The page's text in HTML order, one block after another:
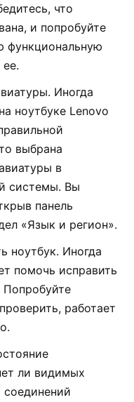
что
и попробуйте
функциональную
Иногда
ноутбуке Lenovo
выбрана
в
системы. Вы
панель
«Язык и регион».
ноутбук. Иногда
помочь исправить
Попробуйте
работает
ли видимых